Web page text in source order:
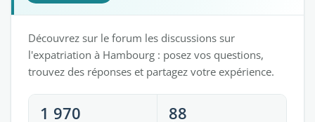
Découvrez sur le forum les discussions sur
l'expatriation à Hambourg : posez vos questions,
trouvez des réponses et partagez votre expérience.
1 970 88